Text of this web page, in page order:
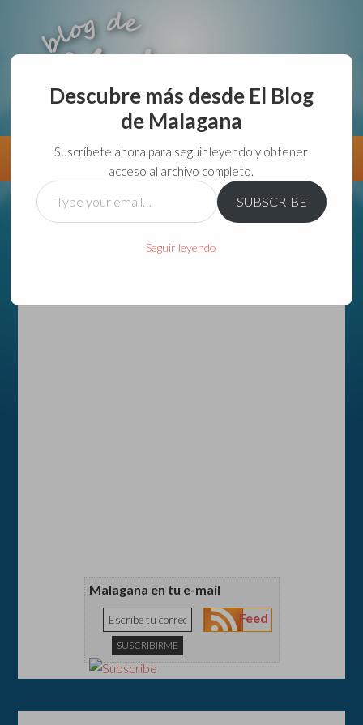
aunque lo haga de malas lo hago....
Información Directorio VivirGuadalajara
Malagana en tu e-mail
Feed
Descubre más desde El Blog
de Malagana
Suscríbete ahora para seguir leyendo y obtener
acceso al archivo completo.
Type
your
SUBSCRIBE
Seguir leyendo